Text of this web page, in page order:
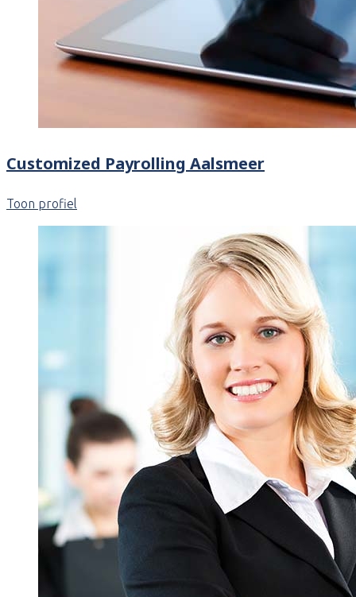
Customized Payrolling Aalsmeer
Toon profiel